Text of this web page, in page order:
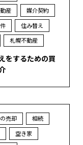
産
媒介契約
住み替え
札幌不動産
をするための買
売却
相続
空き家